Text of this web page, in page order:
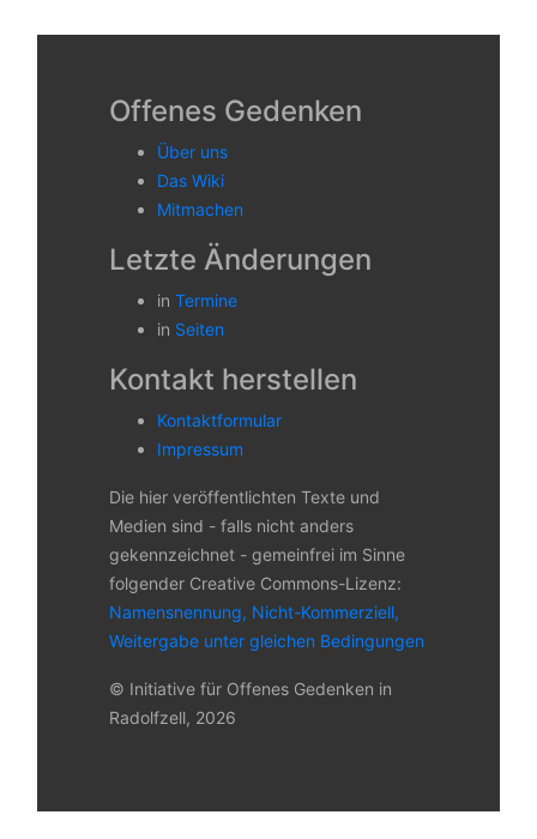
Offenes Gedenken
Über uns
Das Wiki
Mitmachen
Letzte Änderungen
in Termine
in Seiten
Kontakt herstellen
Kontaktformular
Impressum
Die hier veröffentlichten Texte und
Medien sind - falls nicht anders
gekennzeichnet - gemeinfrei im Sinne
folgender Creative Commons-Lizenz:
Namensnennung, Nicht-Kommerziell,
Weitergabe unter gleichen Bedingungen
© Initiative für Offenes Gedenken in
Radolfzell, 2026